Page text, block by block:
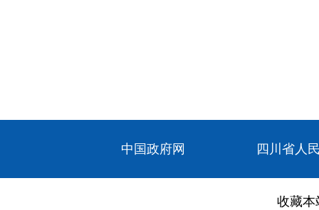
中国政府网 四川省人
收藏本